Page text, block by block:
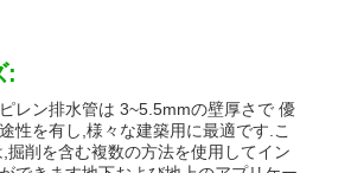
:
レン排水管は 3~5.5mmの壁厚さで 優
性を有し,様々な建築用に最適です.こ
掘削を含む複数の方法を使用してイン